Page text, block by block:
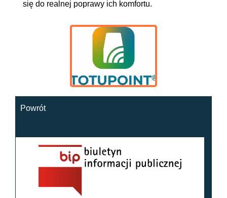
się do realnej poprawy ich komfortu.
Powrót